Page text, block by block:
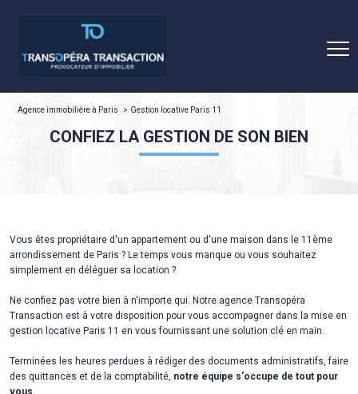
Agence immobilière à Paris Gestion locative Paris 11
CONFIEZ LA GESTION DE SON BIEN
Vous êtes propriétaire d'un appartement ou d'une maison dans le 11ème
arrondissement de Paris ? Le temps vous manque ou vous souhaitez
simplement en déléguer sa location ?
Ne confiez pas votre bien à n'importe qui. Notre agence Transopéra
Transaction est à votre disposition pour vous accompagner dans la mise en
gestion locative Paris 11 en vous fournissant une solution clé en main.
Terminées les heures perdues à rédiger des documents administratifs, faire
des quittances et de la comptabilité, notre équipe s'occupe de tout pour
vous.